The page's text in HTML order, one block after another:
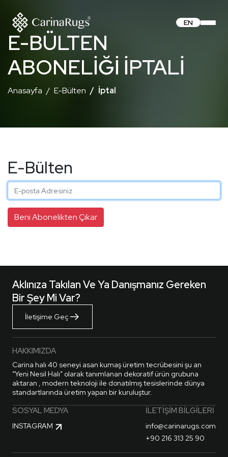
EN
E-BÜLTEN
ABONELIĞI İPTALI
Anasayfa E-Bülten İptal
E-Bülten
Beni Abonelikten Çıkar
Aklınıza Takılan Ve Ya Danışmanız Gereken
Bir Şey Mi Var?
İletişime Geç
HAKKIMIZDA
Carina halı 40 seneyi asan kumaş üretim tecrübesini şu an
“Yeni Nesil Halı” olarak tanımlanan dekoratif ürün grubuna
aktaran , modern teknoloji ile donatılmış tesislerinde dünya
standartlarında üretim yapan bir kuruluştur.
İLETIŞIM BILGILERI
info@carinarugs.com
+90 216 313 25 90
SOSYAL MEDYA
INSTAGRAM